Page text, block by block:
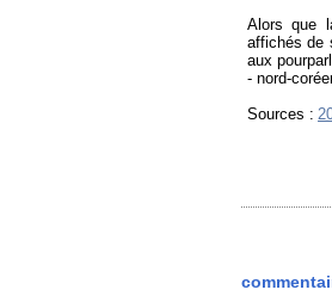
Alors que
affichés de
aux
- nord-
Sources :